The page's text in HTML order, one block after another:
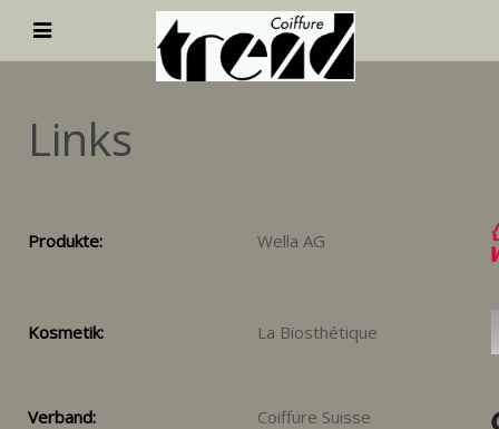
Links
Produkte: Wella AG
Kosmetik: La Biosthétique
Verband: Coiffure Suisse